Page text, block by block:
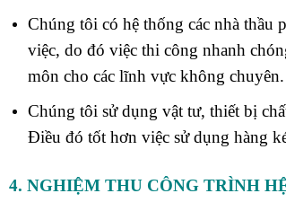
Chúng tôi có hệ thống các nhà thầu
việc, do đó việc thi công nhanh
môn cho các lĩnh vực không chuyên.
Chúng tôi sử dụng vật tư, thiết bị
Điều đó tốt hơn việc sử dụng hàng
4. NGHIỆM THU CÔNG TRÌNH